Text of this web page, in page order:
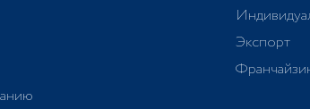
Экспорт